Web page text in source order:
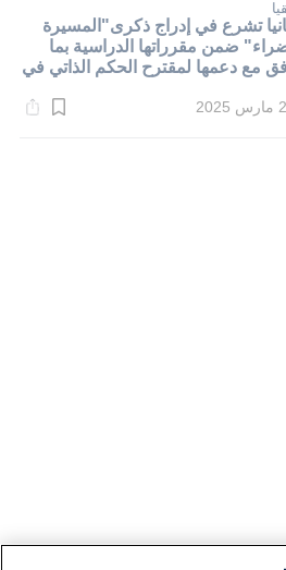
إسبانيا تشرع في إدراج ذكرى"المسيرة
ضمن مقرراتها الدراسية بما
مع دعمها لمقترح الحكم الذاتي في